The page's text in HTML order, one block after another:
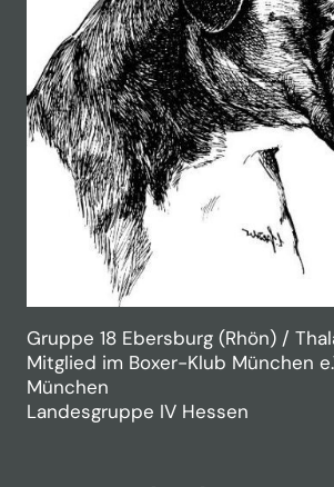
Gruppe 18 Ebersburg (Rhön) /
Mitglied im Boxer-Klub München
München
Landesgruppe IV Hessen